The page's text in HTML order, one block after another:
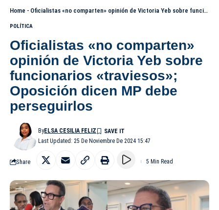
Home - Oficialistas «no comparten» opinión de Victoria Yeb sobre funcionarios «traviesos»; Oposición dicen MP debe perseguirlos
POLÍTICA
Oficialistas «no comparten»
opinión de Victoria Yeb sobre
funcionarios «traviesos»;
Oposición dicen MP debe
perseguirlos
Last Updated: 25 De Noviembre De 2024 15:47
ByELSA CESILIA FELIZ
Share 5 Min Read